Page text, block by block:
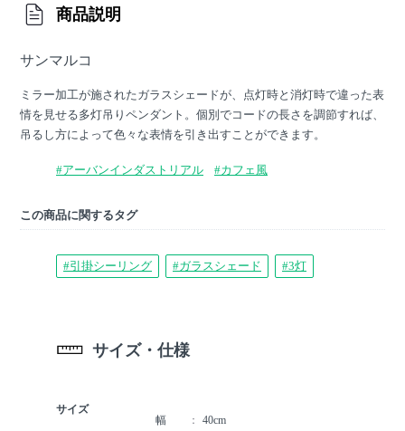
商品説明
サンマルコ
ミラー加工が施されたガラスシェードが、点灯時と消灯時で違った表
情を見せる多灯吊りペンダント。個別でコードの長さを調節すれば、
吊るし方によって色々な表情を引き出すことができます。
#アーバンインダストリアル #カフェ風
この商品に関するタグ
#引掛シーリング #ガラスシェード #3灯
サイズ・仕様
サイズ
幅
40cm